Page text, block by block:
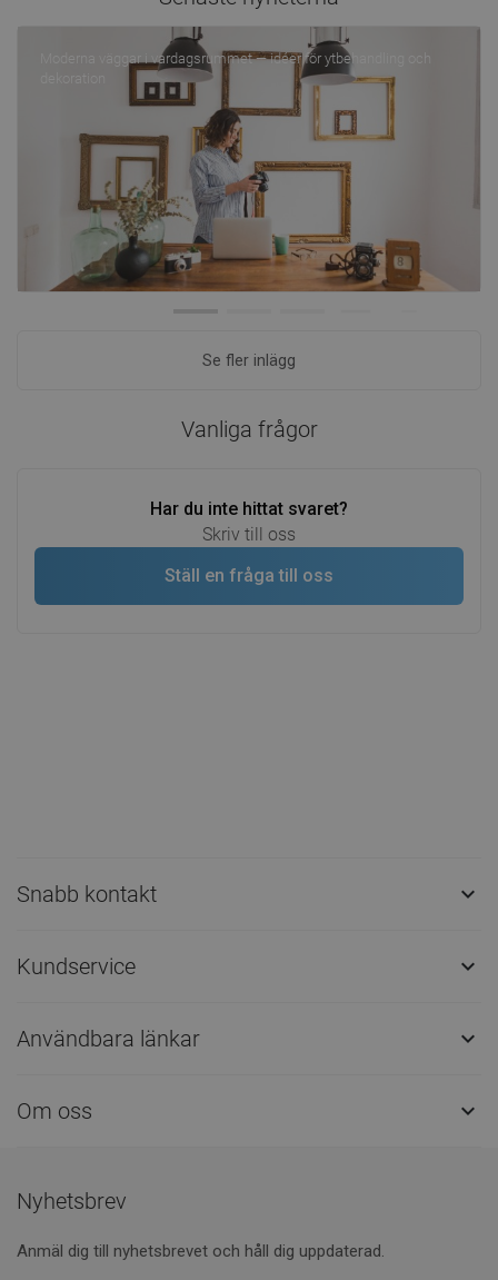
Moderna väggar i vardagsrummet — idéer för ytbehandling och
Se fler inlägg
Vanliga frågor
Har du inte hittat svaret?
Skriv till oss
Ställ en fråga till oss
Snabb kontakt 
Kundservice 
Användbara länkar 
Om oss 
Nyhetsbrev
Anmäl dig till nyhetsbrevet och håll dig uppdaterad.